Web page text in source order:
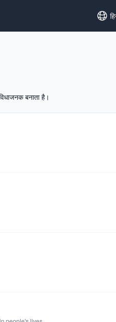
बनाता है।